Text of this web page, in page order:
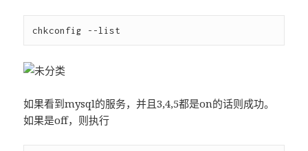
如果看到mysql的服务，并且3,4,5都是on的话则成功。
如果是off，则执行